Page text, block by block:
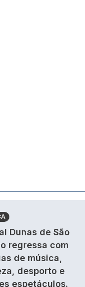
Dunas de São
regressa com
de música,
desporto e
espetáculos.